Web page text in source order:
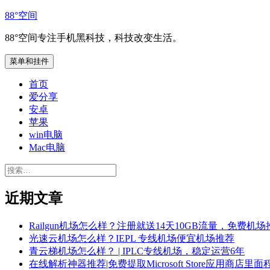
跳
内
容
88°空间
88°空间专注手机黑科技，科技改变生活。
菜单和挂件
首页
爱分享
安卓
苹果
win电脑
Mac电脑
搜
近期文章
Railgun机场怎么样？注册就送14天10GB流量，免费机场
光速云机场怎么样？IEPL 专线机场便宜机场推荐
青云梯机场怎么样？ | IPLC专线机场，稳定运营6年
在线解析神器推荐|免费提取Microsoft Store应用商店里面